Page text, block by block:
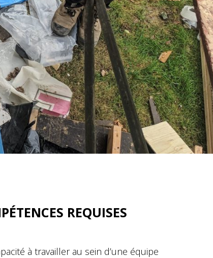
REQUISES
à travailler au sein d’une équipe